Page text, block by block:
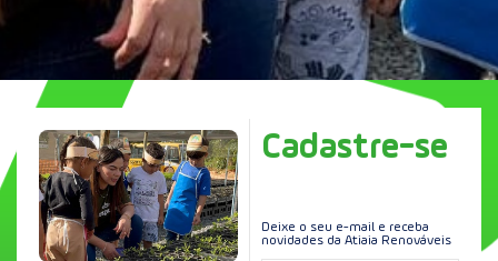
Cadastre-se
Deixe o seu e-mail e receba
novidades da Atiaia Renováveis